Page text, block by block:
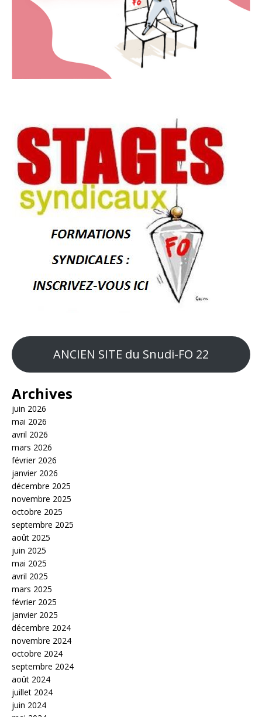
ANCIEN SITE du Snudi-FO 22
Archives
juin 2026
mai 2026
avril 2026
mars 2026
février 2026
janvier 2026
décembre 2025
novembre 2025
octobre 2025
septembre 2025
août 2025
juin 2025
mai 2025
avril 2025
mars 2025
février 2025
janvier 2025
décembre 2024
novembre 2024
octobre 2024
septembre 2024
août 2024
juillet 2024
juin 2024